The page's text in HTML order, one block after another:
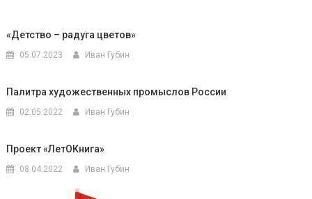
«Детство – радуга цветов»
05.07.2023 Иван Губин
Палитра художественных промыслов России
02.05.2022 Иван Губин
Проект «ЛетОКнига»
08.04.2022 Иван Губин